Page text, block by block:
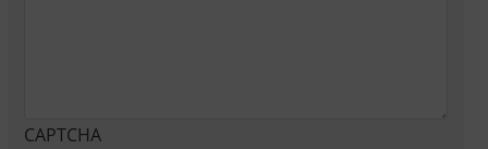
CAPTCHA